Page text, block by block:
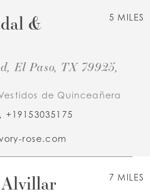
5 MILES
&
El Paso, TX 79925,
de Quinceañera
+19153035175
rose.com
7 MILES